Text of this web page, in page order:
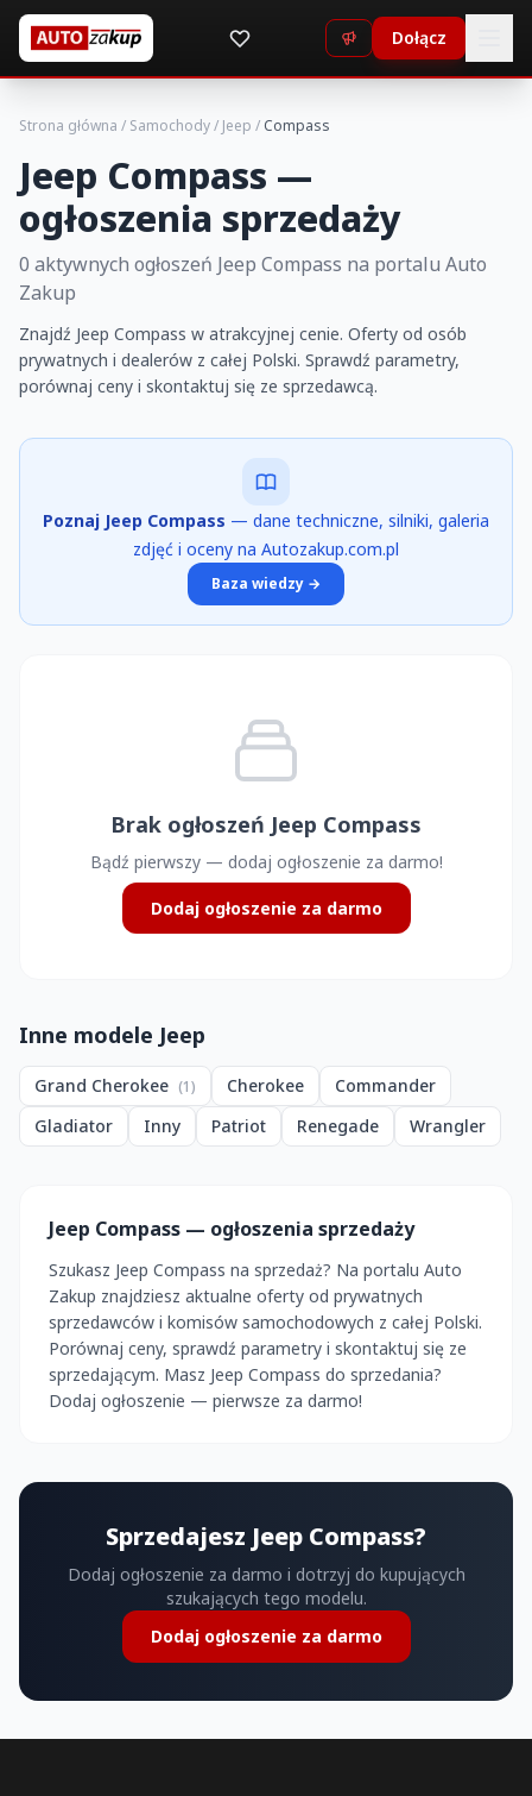
Dołącz
Strona główna / Samochody/ Jeep / Compass
Jeep Compass —
ogłoszenia sprzedaży
0 aktywnych ogłoszeń Jeep Compass na portalu Auto
Zakup
Znajdź Jeep Compass w atrakcyjnej cenie. Oferty od osób
prywatnych i dealerów z całej Polski. Sprawdź parametry,
porównaj ceny i skontaktuj się ze sprzedawcą.
Poznaj Jeep Compass — dane techniczne, silniki, galeria
zdjęć i oceny na Autozakup.com.pl
Baza wiedzy →
Brak ogłoszeń Jeep Compass
Bądź pierwszy — dodaj ogłoszenie za darmo!
Dodaj ogłoszenie za darmo
Inne modele Jeep
Grand Cherokee (1) Cherokee
Commander
Gladiator
Inny Patriot Renegade Wrangler
Jeep Compass — ogłoszenia sprzedaży
Szukasz Jeep Compass na sprzedaż? Na portalu Auto
Zakup znajdziesz aktualne oferty od prywatnych
sprzedawców i komisów samochodowych z całej Polski.
Porównaj ceny, sprawdź parametry i skontaktuj się ze
sprzedającym. Masz Jeep Compass do sprzedania?
Dodaj ogłoszenie — pierwsze za darmo!
Sprzedajesz Jeep Compass?
Dodaj ogłoszenie za darmo i dotrzyj do kupujących
szukających tego modelu.
Dodaj ogłoszenie za darmo